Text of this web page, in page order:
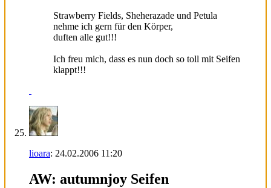
Strawberry Fields, Sheherazade und Petula
nehme ich gern für den Körper,
duften alle gut!!!
Ich freu mich, dass es nun doch so toll mit Seifen
klappt!!!
lioara: 24.02.2006 11:20
AW: autumnjoy Seifen